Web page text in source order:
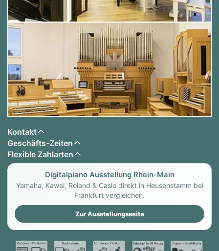
Kontakt
Geschäfts-Zeiten
Flexible Zahlarten
Digitalpiano Ausstellung Rhein-Main
Yamaha, Kawai, Roland & Casio direkt in Heusenstamm bei
Frankfurt vergleichen.
Zur Ausstellungsseite